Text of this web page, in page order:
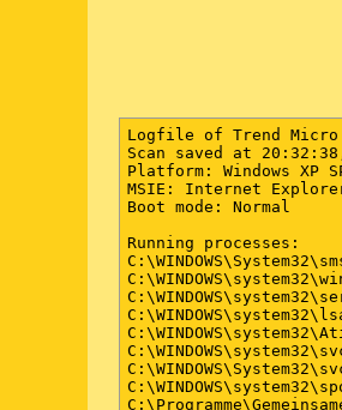
Logfile of Trend Micro
Scan saved at
Platform: Windows XP
MSIE: Internet
Boot mode: Normal
Running processes: